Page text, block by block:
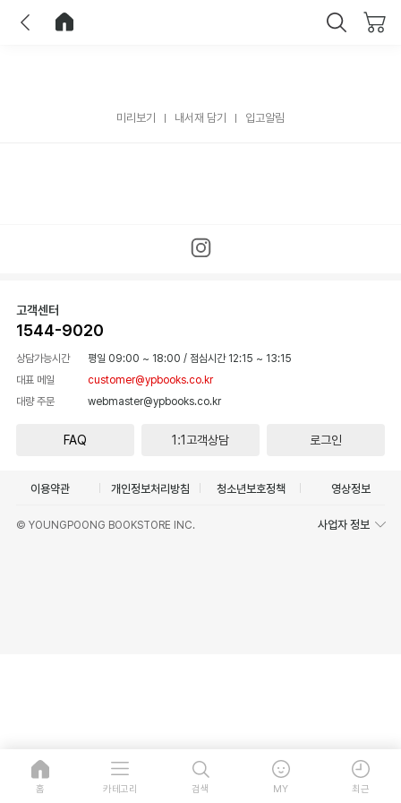
미리보기 내서재 담기 입고알림
고객센터
1544-9020
상담가능시간 평일 09:00 ~ 18:00 / 점심시간 12:15 ~ 13:15
대표 메일
customer@ypbooks.co.kr
대량 주문
webmaster@ypbooks.co.kr
FAQ 1:1고객상담 로그인
이용약관 개인정보처리방침 청소년보호정책 영상정보
© YOUNGPOONG BOOKSTORE INC. 사업자 정보
홈 카테고리 검색 MY 최근